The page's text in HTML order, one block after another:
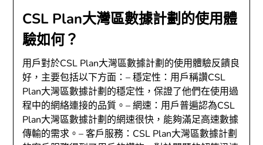
CSL Plan大灣區數據計劃的使用體
驗如何？
用戶對於CSL Plan大灣區數據計劃的使用體驗反饋良
好，主要包括以下方面：– 穩定性：用戶稱讚CSL
Plan大灣區數據計劃的穩定性，保證了他們在使用過
程中的網絡連接的品質。– 網速：用戶普遍認為CSL
Plan大灣區數據計劃的網速很快，能夠滿足高速數據
傳輸的需求。– 客戶服務：CSL Plan大灣區數據計劃